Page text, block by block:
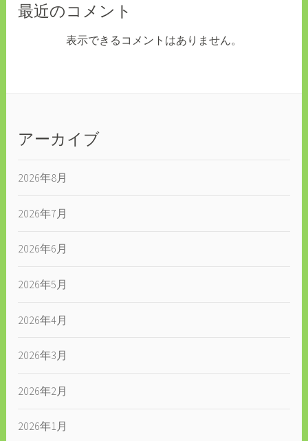
最近のコメント
表示できるコメントはありません。
アーカイブ
2026年8月
2026年7月
2026年6月
2026年5月
2026年4月
2026年3月
2026年2月
2026年1月